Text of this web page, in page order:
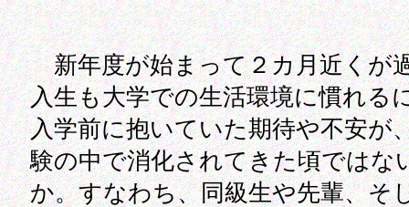
新年度が始まって２カ月近くが
入生も大学での生活環境に慣れる
入学前に抱いていた期待や不安が
験の中で消化されてきた頃ではな
か。すなわち、同級生や先輩、そ